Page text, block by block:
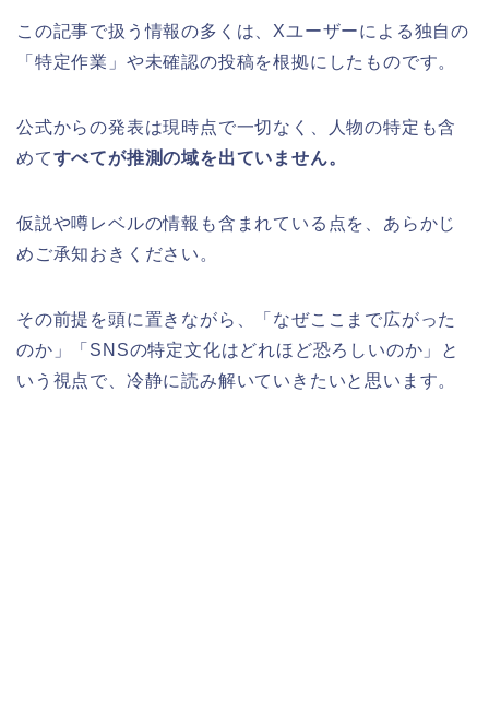
この記事で扱う情報の多くは、Xユーザーによる独自の
「特定作業」や未確認の投稿を根拠にしたものです。
公式からの発表は現時点で一切なく、人物の特定も含
めてすべてが推測の域を出ていません。
仮説や噂レベルの情報も含まれている点を、あらかじ
めご承知おきください。
その前提を頭に置きながら、「なぜここまで広がった
のか」「SNSの特定文化はどれほど恐ろしいのか」と
いう視点で、冷静に読み解いていきたいと思います。